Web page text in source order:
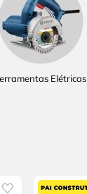
Elétricas